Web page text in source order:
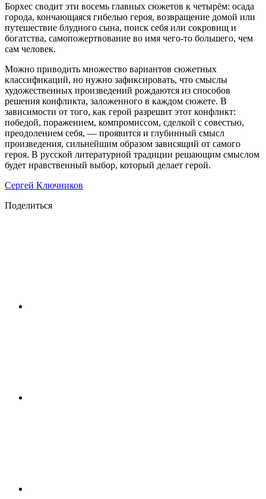
Борхес сводит эти восемь главных сюжетов к четырём: осада
города, кончающаяся гибелью героя, возвращение домой или
путешествие блудного сына, поиск себя или сокровищ и
богатства, самопожертвование во имя чего-то большего, чем
сам человек.
Можно приводить множество вариантов сюжетных
классификаций, но нужно зафиксировать, что смыслы
художественных произведений рождаются из способов
решения конфликта, заложенного в каждом сюжете. В
зависимости от того, как герой разрешит этот конфликт:
победой, поражением, компромиссом, сделкой с совестью,
преодолением себя, — проявится и глубинный смысл
произведения, сильнейшим образом зависящий от самого
героя. В русской литературной традиции решающим смыслом
будет нравственный выбор, который делает герой.
Сергей Ключников
Поделиться